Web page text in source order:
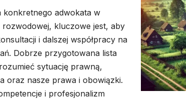
konkretnego adwokata w
kluczowe jest, aby
i dalszej współpracy na
Dobrze przygotowana lista
sytuację prawną,
oraz nasze prawa i obowiązki.
i profesjonalizm